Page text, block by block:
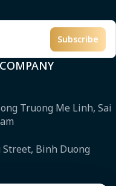
Subscribe
Truong Me Linh, Sai
Binh Duong